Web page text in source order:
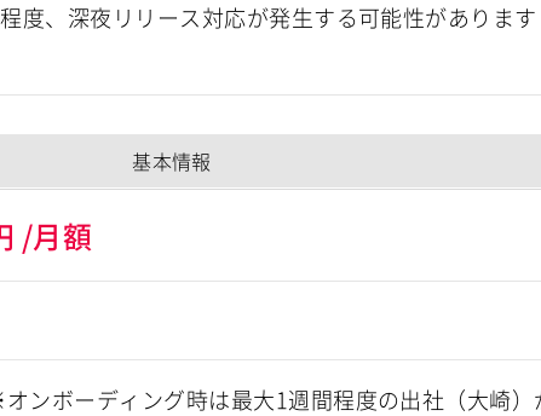
度、深夜リリース対応が発生する可能性がありま
基本情報
/月額
ボーディング時は最大1週間程度の出社（大崎）